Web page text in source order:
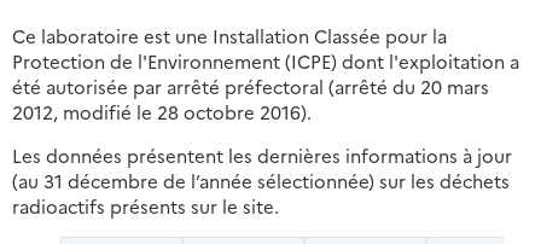
Ce laboratoire est une Installation Classée pour la
Protection de l'Environnement (ICPE) dont l'exploitation a
été autorisée par arrêté préfectoral (arrêté du 20 mars
2012, modifié le 28 octobre 2016).
Les données présentent les dernières informations à jour
(au 31 décembre de l’année sélectionnée) sur les déchets
radioactifs présents sur le site.